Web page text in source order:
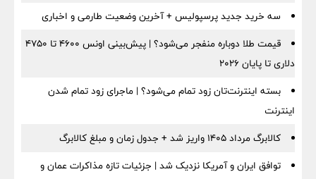
سه خرید جدید پرسپولیس + آخرین وضعیت طارمی و اخباری
قیمت طلا دوباره منفجر می‌شود؟ | پیش‌بینی اونس ۴۶۰۰ تا ۴۷۵۰
دلاری تا پایان ۲۰۲۶
بسته اینترنت‌تان زود تمام می‌شود؟ | ماجرای زود تمام شدن
اینترنت
کالابرگ مرداد ۱۴۰۵ واریز شد + جدول زمان و مبلغ کالابرگ
توافق ایران و آمریکا نزدیک شد | جزئیات تازه مذاکرات عمان و